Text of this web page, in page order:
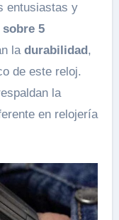
entusiastas y
5
la durabilidad ,
de este reloj.
la
en relojería